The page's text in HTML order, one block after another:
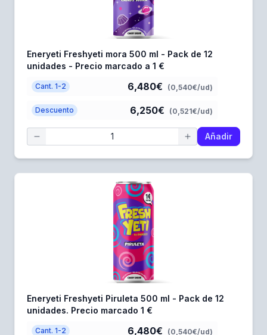
Eneryeti Freshyeti mora 500 ml - Pack de 12
unidades - Precio marcado a 1 €
Cant. 1-2 6,480€ (0,540€/ud)
Descuento 6,250€ (0,521€/ud)
Añadir
Eneryeti Freshyeti Piruleta 500 ml - Pack de 12
unidades. Precio marcado 1 €
Cant. 1-2 6,480€ (0,540€/ud)